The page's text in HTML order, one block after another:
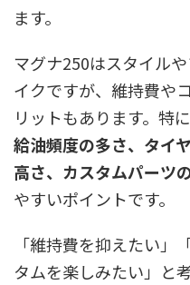
ます。
マグナ250はスタイル
イクですが、維持費や
リットもあります。特に
給油頻度の多さ、タイ
高さ、カスタムパーツ
やすいポイントです。
「維持費を抑えたい」
タムを楽しみたい」と